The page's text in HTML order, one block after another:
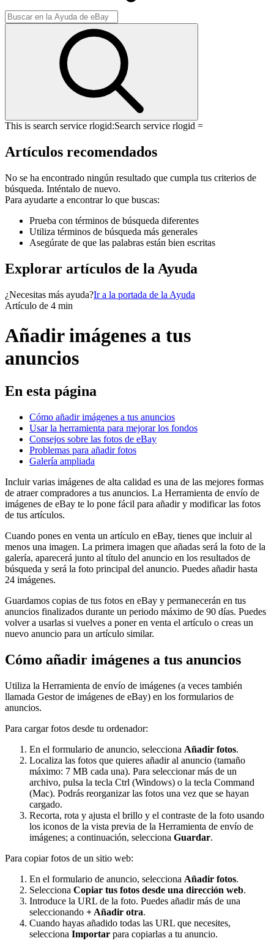
This is search service rlogid:Search service rlogid =
Artículos recomendados
No se ha encontrado ningún resultado que cumpla tus criterios de
búsqueda. Inténtalo de nuevo.
Para ayudarte a encontrar lo que buscas:
Prueba con términos de búsqueda diferentes
Utiliza términos de búsqueda más generales
Asegúrate de que las palabras están bien escritas
Explorar artículos de la Ayuda
¿Necesitas más ayuda?Ir a la portada de la Ayuda
Artículo de 4 min
Añadir imágenes a tus
anuncios
En esta página
Cómo añadir imágenes a tus anuncios
Usar la herramienta para mejorar los fondos
Consejos sobre las fotos de eBay
Problemas para añadir fotos
Galería ampliada
Incluir varias imágenes de alta calidad es una de las mejores formas
de atraer compradores a tus anuncios. La Herramienta de envío de
imágenes de eBay te lo pone fácil para añadir y modificar las fotos
de tus artículos.
Cuando pones en venta un artículo en eBay, tienes que incluir al
menos una imagen. La primera imagen que añadas será la foto de la
galería, aparecerá junto al título del anuncio en los resultados de
búsqueda y será la foto principal del anuncio. Puedes añadir hasta
24 imágenes.
Guardamos copias de tus fotos en eBay y permanecerán en tus
anuncios finalizados durante un periodo máximo de 90 días. Puedes
volver a usarlas si vuelves a poner en venta el artículo o creas un
nuevo anuncio para un artículo similar.
Cómo añadir imágenes a tus anuncios
Utiliza la Herramienta de envío de imágenes (a veces también
llamada Gestor de imágenes de eBay) en los formularios de
anuncios.
Para cargar fotos desde tu ordenador:
En el formulario de anuncio, selecciona Añadir fotos.
Localiza las fotos que quieres añadir al anuncio (tamaño
máximo: 7 MB cada una). Para seleccionar más de un
archivo, pulsa la tecla Ctrl (Windows) o la tecla Command
(Mac). Podrás reorganizar las fotos una vez que se hayan
cargado.
Recorta, rota y ajusta el brillo y el contraste de la foto usando
los iconos de la vista previa de la Herramienta de envío de
imágenes; a continuación, selecciona Guardar.
Para copiar fotos de un sitio web:
En el formulario de anuncio, selecciona Añadir fotos.
Selecciona Copiar tus fotos desde una dirección web.
Introduce la URL de la foto. Puedes añadir más de una
seleccionando + Añadir otra.
Cuando hayas añadido todas las URL que necesites,
selecciona Importar para copiarlas a tu anuncio.